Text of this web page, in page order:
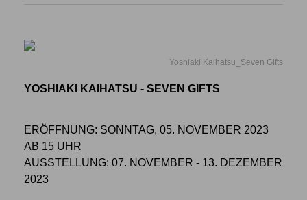
Yoshiaki Kaihatsu_Seven Gifts
YOSHIAKI KAIHATSU - SEVEN GIFTS
ERÖFFNUNG: SONNTAG, 05. NOVEMBER 2023
AB 15 UHR
AUSSTELLUNG: 07. NOVEMBER - 13. DEZEMBER
2023